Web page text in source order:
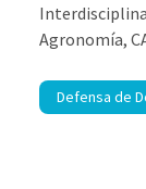
Agronomía,
Defensa de